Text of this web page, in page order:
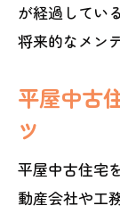
が経過してい
将来的なメン
平屋中古
ツ
平屋中古住宅
動産会社や工